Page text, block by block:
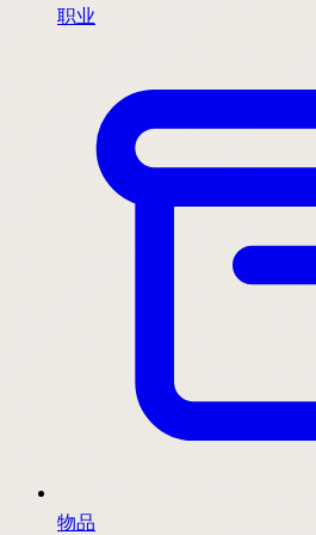
职业
物品